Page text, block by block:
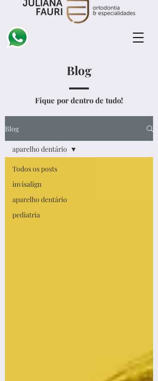
Blog
Fique por dentro de tudo!
Blog
Todos os posts
invisalign
aparelho dentário
pediatria
aparelho dentário